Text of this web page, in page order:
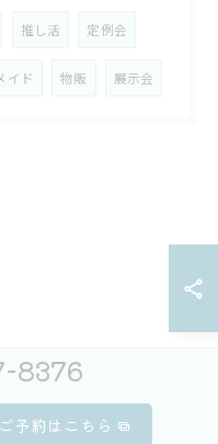
推し活 定例会
イド 物販 展示会
8376
ご予約はこちら